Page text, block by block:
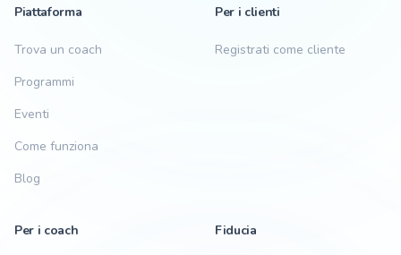
Piattaforma
Trova un coach
Programmi
Eventi
Come funziona
Blog
Per i clienti
Registrati come cliente
Per i coach Fiducia